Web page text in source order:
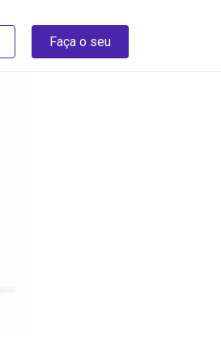
Faça o seu